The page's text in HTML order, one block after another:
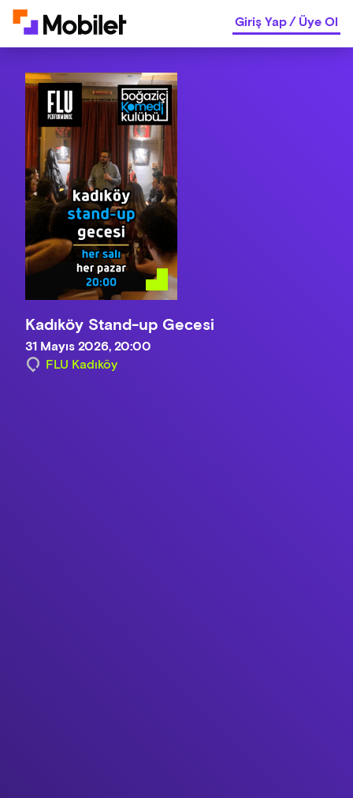
Giriş Yap/Üye Ol
Kadıköy Stand-up Gecesi
31 Mayıs 2026, 20:00
FLU Kadıköy